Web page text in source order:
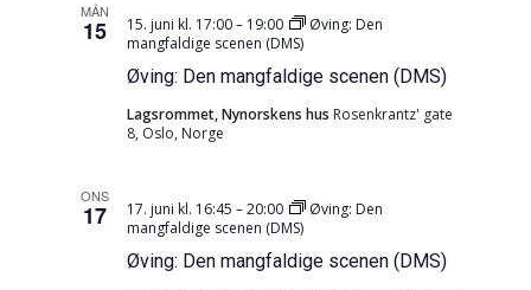
MÅN
15
Øving: Den mangfaldige scenen (DMS)
15. juni kl. 17:00– 19:00
Øving: Den
mangfaldige scenen (DMS)
Lagsrommet, Nynorskens hus Rosenkrantz' gate
8, Oslo, Norge
ONS
17
Øving: Den mangfaldige scenen (DMS)
17. juni kl. 16:45 –20:00
Øving: Den
mangfaldige scenen (DMS)